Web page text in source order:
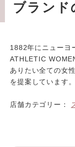
ブランド
1882年にニューヨ
ATHLETIC
ありたい全ての女
を提案しています。
店舗カテゴリー：